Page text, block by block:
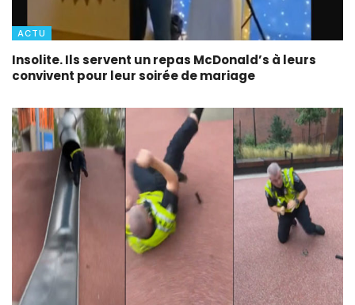
ACTU
Insolite. Ils servent un repas McDonald’s à leurs
convivent pour leur soirée de mariage